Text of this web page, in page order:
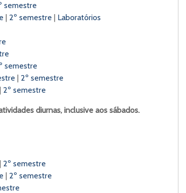
semestre
2º semestre
Laboratórios
semestre
2º semestre
2º semestre
diurnas, inclusive aos sábados.
| 2º semestre
| 2º semestre